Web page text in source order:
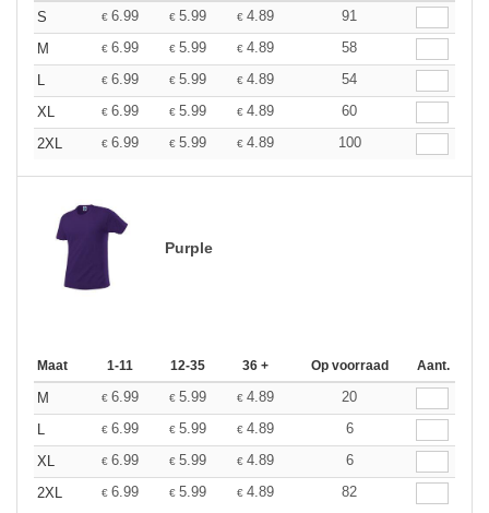
S € 6.99 € 5.99 € 4.89
91
M
€ 6.99 € 5.99 € 4.89
58
L
€ 6.99 € 5.99 € 4.89
54
XL
€ 6.99 € 5.99 € 4.89
60
2XL
€ 6.99 € 5.99 € 4.89 100
Purple
Maat 1-11 12-35 36 + Op voorraad Aant.
M € 6.99 € 5.99 € 4.89
20
L
€ 6.99 € 5.99 € 4.89
6
XL
€ 6.99 € 5.99 € 4.89
6
2XL
€ 6.99 € 5.99 € 4.89 82